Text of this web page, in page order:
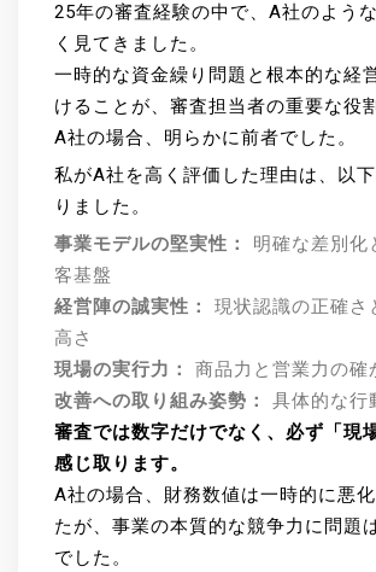
25年の審査経験の中で、A社のよう
く見てきました。
一時的な資金繰り問題と根本的な経
けることが、審査担当者の重要な役
A社の場合、明らかに前者でした。
私がA社を高く評価した理由は、以
りました。
事業モデルの堅実性：
明確な差別化
客基盤
経営陣の誠実性：
現状認識の正確さ
高さ
現場の実行力：
商品力と営業力の確
改善への取り組み姿勢：
具体的な行
審査では数字だけでなく、必ず「現
感じ取ります。
A社の場合、財務数値は一時的に悪
たが、事業の本質的な競争力に問題
でした。